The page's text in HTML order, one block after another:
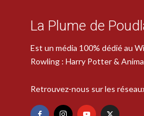
La Plume de
Est un média 100% dédié au
Rowling : Harry Potter &
Retrouvez-nous sur les